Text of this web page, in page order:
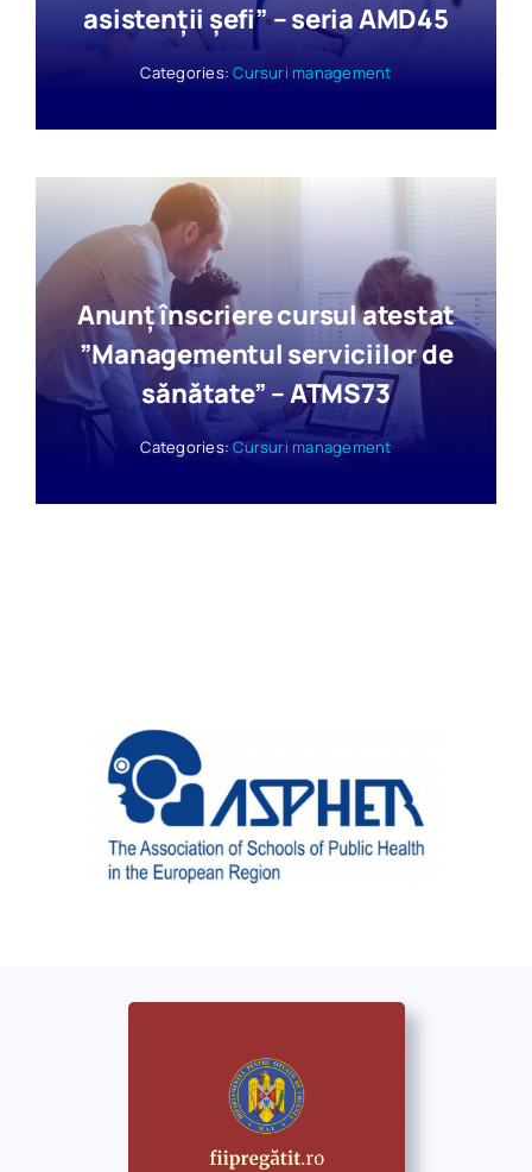
asistenţii şefi” – seria AMD45
Categories:Cursuri management
Anunț înscriere cursul atestat
”Managementul serviciilor de
sănătate” – ATMS73
Categories:Cursuri management